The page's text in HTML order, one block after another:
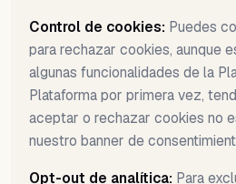
Control de cookies: Puedes
para rechazar cookies, aunque
algunas funcionalidades de la
Plataforma por primera vez,
aceptar o rechazar cookies no
nuestro banner de
Opt-out de analítica: Para